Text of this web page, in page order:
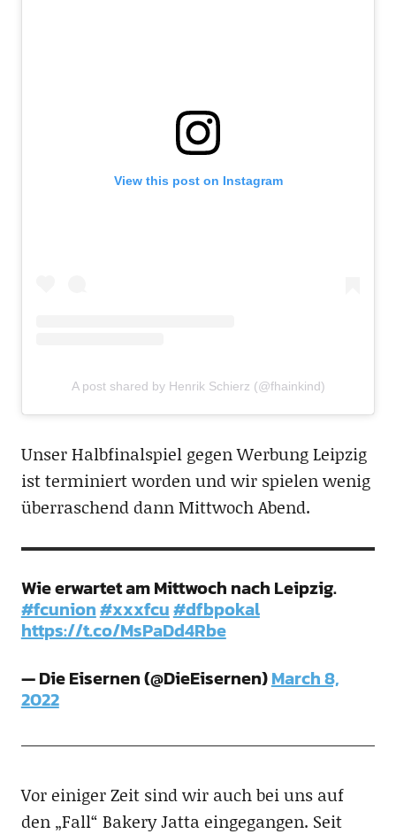
View this post on Instagram
A post shared by Henrik Schierz (@fhainkind)
Unser Halbfinalspiel gegen Werbung Leipzig
ist terminiert worden und wir spielen wenig
überraschend dann Mittwoch Abend.
Wie erwartet am Mittwoch nach Leipzig.
#fcunion#xxxfcu#dfbpokal
https://t.co/MsPaDd4Rbe
— Die Eisernen (@DieEisernen)March 8,
2022
Vor einiger Zeit sind wir auch bei uns auf
den „Fall“ Bakery Jatta eingegangen. Seit